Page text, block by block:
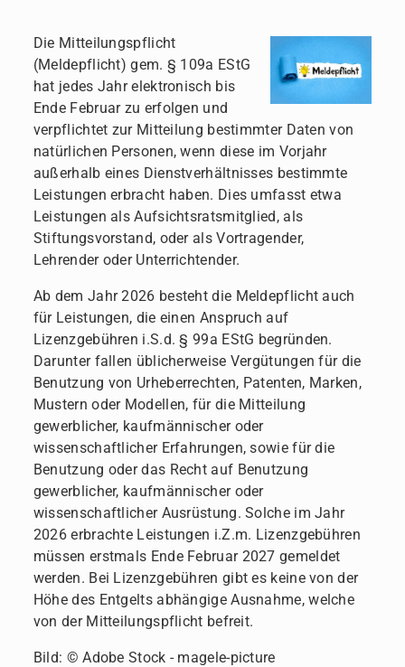
Die Mitteilungspflicht
(Meldepflicht) gem. § 109a EStG
hat jedes Jahr elektronisch bis
Ende Februar zu erfolgen und
verpflichtet zur Mitteilung bestimmter Daten von
natürlichen Personen, wenn diese im Vorjahr
außerhalb eines Dienstverhältnisses bestimmte
Leistungen erbracht haben. Dies umfasst etwa
Leistungen als Aufsichtsratsmitglied, als
Stiftungsvorstand, oder als Vortragender,
Lehrender oder Unterrichtender.
Ab dem Jahr 2026 besteht die Meldepflicht auch
für Leistungen, die einen Anspruch auf
Lizenzgebühren i.S.d. § 99a EStG begründen.
Darunter fallen üblicherweise Vergütungen für die
Benutzung von Urheberrechten, Patenten, Marken,
Mustern oder Modellen, für die Mitteilung
gewerblicher, kaufmännischer oder
wissenschaftlicher Erfahrungen, sowie für die
Benutzung oder das Recht auf Benutzung
gewerblicher, kaufmännischer oder
wissenschaftlicher Ausrüstung. Solche im Jahr
2026 erbrachte Leistungen i.Z.m. Lizenzgebühren
müssen erstmals Ende Februar 2027 gemeldet
werden. Bei Lizenzgebühren gibt es keine von der
Höhe des Entgelts abhängige Ausnahme, welche
von der Mitteilungspflicht befreit.
Bild: © Adobe Stock - magele-picture